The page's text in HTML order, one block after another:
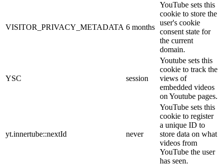
VISITOR_PRIVACY_METADATA 6 months
YouTube sets this
cookie to store the
user's cookie
consent state for
the current
domain.
YSC session
Youtube sets this
cookie to track the
views of
embedded videos
on Youtube pages.
yt.innertube::nextId never
YouTube sets this
cookie to register
a unique ID to
store data on what
videos from
YouTube the user
has seen.